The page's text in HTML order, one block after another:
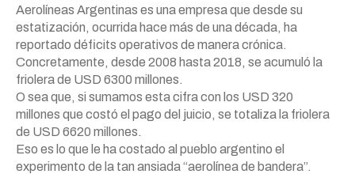
Aerolíneas Argentinas es una empresa que desde su
estatización, ocurrida hace más de una década, ha
reportado déficits operativos de manera crónica.
Concretamente, desde 2008 hasta 2018, se acumuló la
friolera de USD 6300 millones.
O sea que, si sumamos esta cifra con los USD 320
millones que costó el pago del juicio, se totaliza la friolera
de USD 6620 millones.
Eso es lo que le ha costado al pueblo argentino el
experimento de la tan ansiada “aerolínea de bandera”.